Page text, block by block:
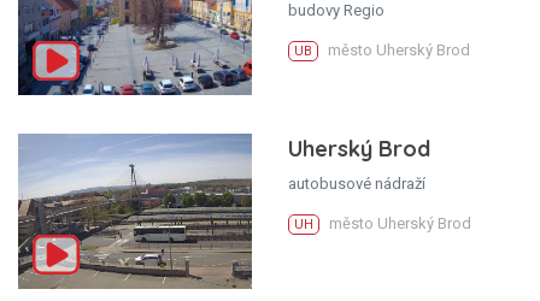
budovy Regio
UB město Uherský Brod
Uherský Brod
autobusové nádraží
UH město Uherský Brod